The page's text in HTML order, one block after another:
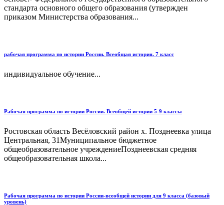
стандарта основного общего образования (утвержден
приказом Министерства образования...
рабочая программа по истории России. Всеобщая история. 7 класс
индивидуальное обучение...
Рабочая программа по истории России. Всеобщей истории 5-9 классы
Ростовская область Весёловский район х. Позднеевка улица
Центральная, 31Муниципальное бюджетное
общеобразовательное учреждениеПозднеевская средняя
общеобразовательная школа...
Рабочая программа по истории России-всеобщей истории для 9 класса (базовый
уровень)